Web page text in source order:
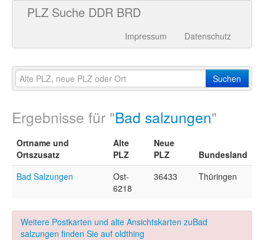
PLZ Suche DDR BRD
Impressum Datenschutz
Suchen
Ergebnisse für "Bad salzungen"
Ortname und
Ortszusatz
Alte
PLZ
Neue
PLZ
Bundesland
Bad Salzungen
Ost-
6218
36433 Thüringen
Weitere Postkarten und alte Ansichtskarten zuBad
salzungen finden Sie auf oldthing